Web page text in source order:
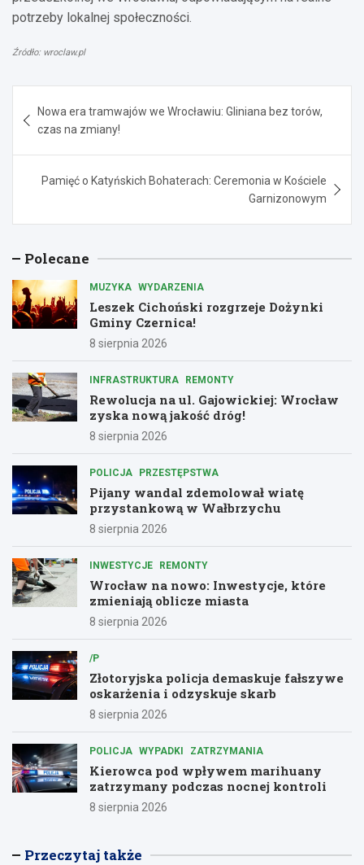
potrzeby lokalnej społeczności.
Źródło: wroclaw.pl
wpisu
Nowa era tramwajów we Wrocławiu: Gliniana bez torów,
czas na zmiany!
Pamięć o Katyńskich Bohaterach: Ceremonia w Kościele
Garnizonowym
Polecane
MUZYKA WYDARZENIA
Leszek Cichoński rozgrzeje Dożynki
Gminy Czernica!
8 sierpnia 2026
INFRASTRUKTURA REMONTY
Rewolucja na ul. Gajowickiej: Wrocław
zyska nową jakość dróg!
8 sierpnia 2026
POLICJA PRZESTĘPSTWA
Pijany wandal zdemolował wiatę
przystankową w Wałbrzychu
8 sierpnia 2026
INWESTYCJE REMONTY
Wrocław na nowo: Inwestycje, które
zmieniają oblicze miasta
8 sierpnia 2026
/P
Złotoryjska policja demaskuje fałszywe
oskarżenia i odzyskuje skarb
8 sierpnia 2026
POLICJA WYPADKI ZATRZYMANIA
Kierowca pod wpływem marihuany
zatrzymany podczas nocnej kontroli
8 sierpnia 2026
Przeczytaj także